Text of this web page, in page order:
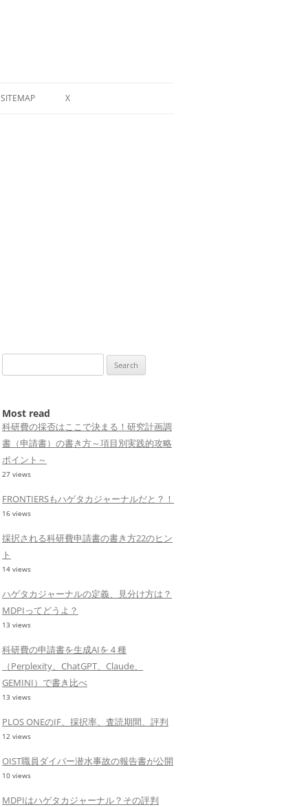
SITEMAP X
for:
Most read
科研費の採否はここで決まる！研究計画調
書（申請書）の書き方～項目別実践的攻略
ポイント～
27 views
FRONTIERSもハゲタカジャーナルだと？！
16 views
採択される科研費申請書の書き方22のヒン
ト
14 views
ハゲタカジャーナルの定義、見分け方は？
MDPIってどうよ？
13 views
科研費の申請書を生成AIを４種
（Perplexity、ChatGPT、Claude、
GEMINI）で書き比べ
13 views
PLOS ONEのIF、採択率、査読期間、評判
12 views
OIST職員ダイバー潜水事故の報告書が公開
10 views
MDPIはハゲタカジャーナル？その評判